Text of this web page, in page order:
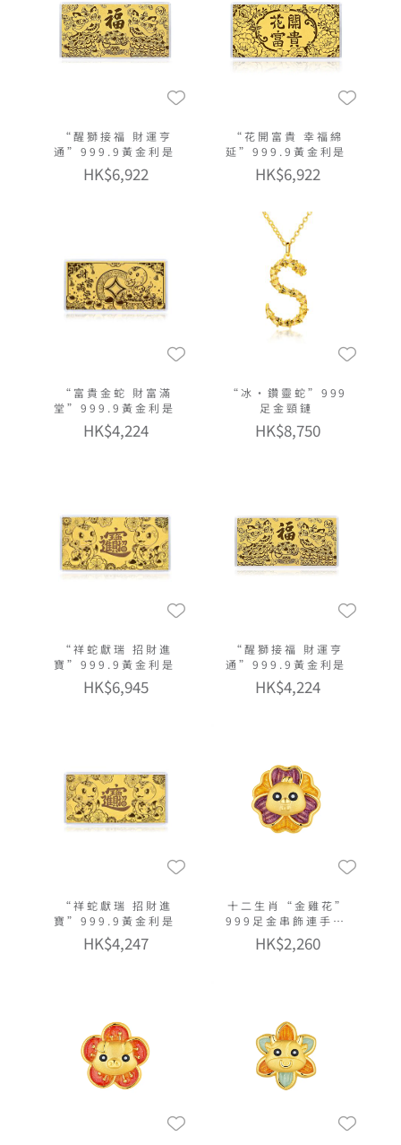
“醒獅接福 財運亨
通”999.9黃金利是
HK$6,922
“花開富貴 幸福綿
延”999.9黃金利是
HK$6,922
“富貴金蛇 財富滿
堂”999.9黃金利是
HK$4,224
“冰‧鑽靈蛇”999
足金頸鏈
HK$8,750
“祥蛇獻瑞 招財進
寶”999.9黃金利是
HK$6,945
“醒獅接福 財運亨
通”999.9黃金利是
HK$4,224
“祥蛇獻瑞 招財進
寶”999.9黃金利是
HK$4,247
十二生肖“金雞花”
999足金串飾連手繩
(微硬金工藝)
HK$2,260